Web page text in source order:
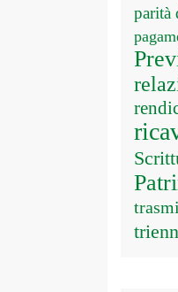
parità